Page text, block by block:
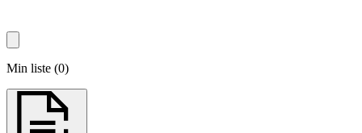
Min liste (0)